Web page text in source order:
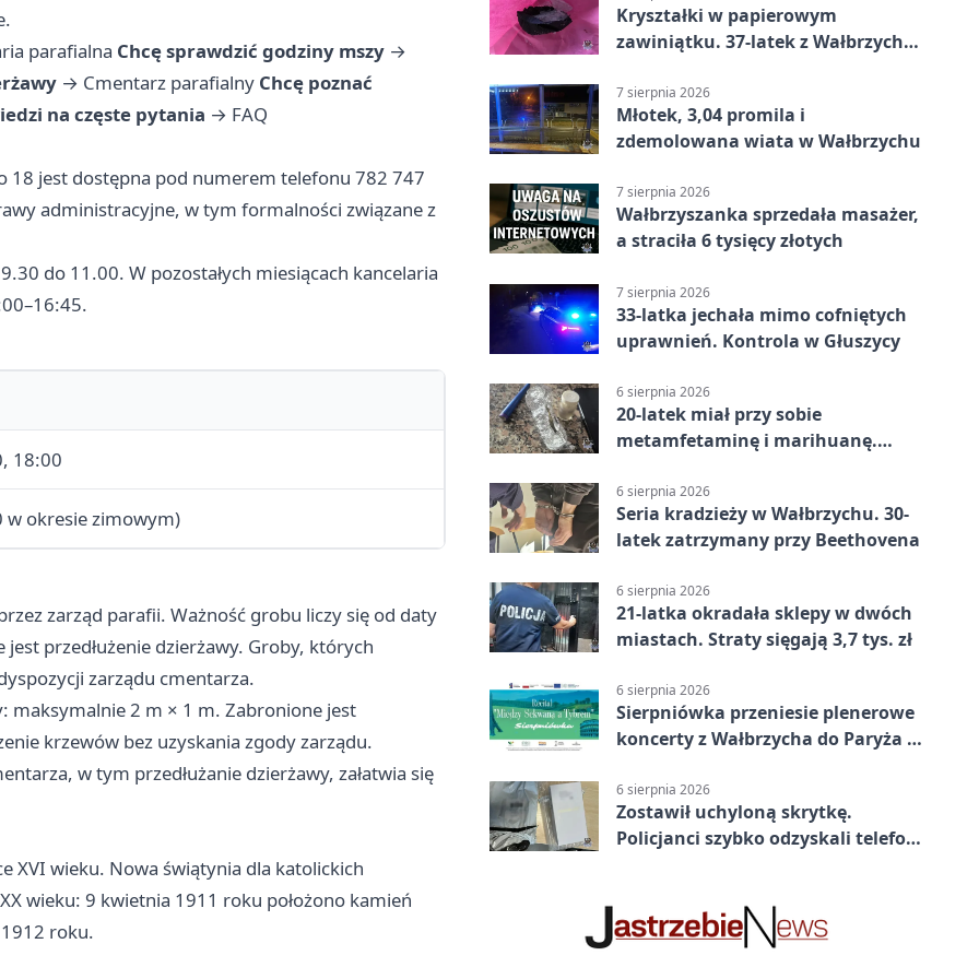
parafialna Chcę sprawdzić godziny mszy →
→ Cmentarz parafialny Chcę poznać
na częste pytania → FAQ
18 jest dostępna pod numerem telefonu 782 747
administracyjne, w tym formalności związane z
do 11.00. W pozostałych miesiącach kancelaria
18:00
okresie zimowym)
zarząd parafii. Ważność grobu liczy się od daty
przedłużenie dzierżawy. Groby, których
zarządu cmentarza.
maksymalnie 2 m × 1 m. Zabronione jest
krzewów bez uzyskania zgody zarządu.
w tym przedłużanie dzierżawy, załatwia się
XVI wieku. Nowa świątynia dla katolickich
wieku: 9 kwietnia 1911 roku położono kamień
roku.
Kryształki w papierowym
zawiniątku. 37-latek z Wałbrzycha
7 sierpnia 2026
Młotek, 3,04 promila i
zdemolowana wiata w Wałbrzychu
7 sierpnia 2026
Wałbrzyszanka sprzedała masażer,
a straciła 6 tysięcy złotych
7 sierpnia 2026
33-latka jechała mimo cofniętych
uprawnień. Kontrola w Głuszycy
6 sierpnia 2026
20-latek miał przy sobie
metamfetaminę i marihuanę.
6 sierpnia 2026
Seria kradzieży w Wałbrzychu. 30-
latek zatrzymany przy Beethovena
6 sierpnia 2026
21-latka okradała sklepy w dwóch
miastach. Straty sięgają 3,7 tys. zł
6 sierpnia 2026
Sierpniówka przeniesie plenerowe
koncerty z Wałbrzycha do Paryża i
6 sierpnia 2026
Zostawił uchyloną skrytkę.
Policjanci szybko odzyskali telefon